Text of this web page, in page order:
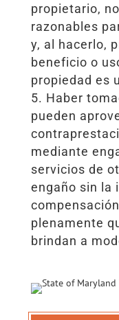
propietario,
razonables
y, al hacerlo,
beneficio o
propiedad es
Haber
pueden
mediante
servicios de
engaño sin la
plenamente
brindan a